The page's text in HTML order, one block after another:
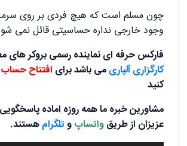
چون مسلم است که هیچ فردی بر روی
وجود خارجی نداره حساسیتی قائل نمی
فارکس حرفه ای نماینده رسمی بروکر های
کارگزاری آلپاریمی باشد برای افتتاح حساب
کنید
مشاورین خبره ما همه روزه اماده
عزیزان از طریقواتساپوتلگرامهستند.